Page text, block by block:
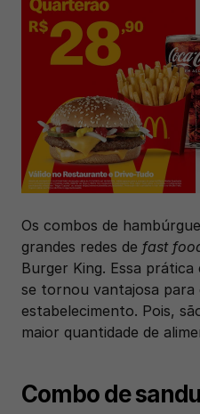
Os combos de
grandes redes de fast
Burger King. Essa
se tornou vantajosa para
estabelecimento. Pois,
maior quantidade de
Combo de